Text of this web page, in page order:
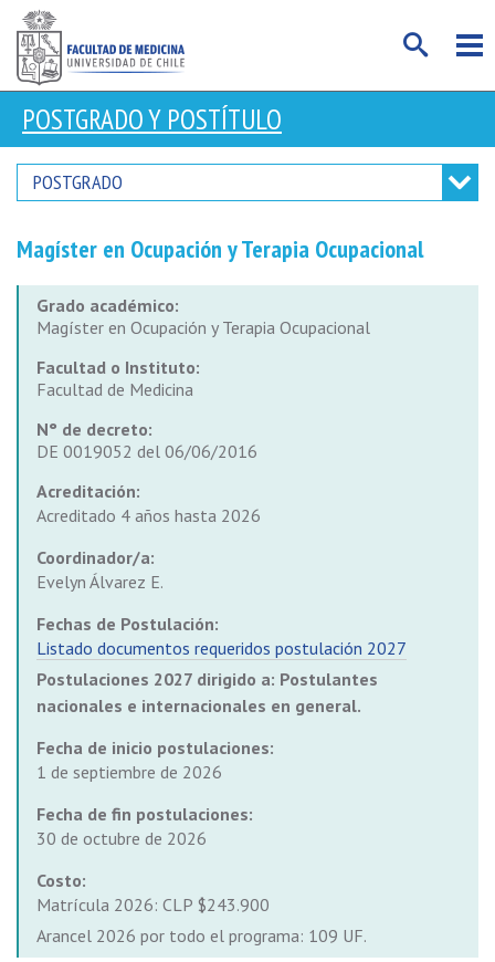
POSTGRADO Y POSTÍTULO
POSTGRADO
Magíster en Ocupación y Terapia Ocupacional
Grado académico:
Magíster en Ocupación y Terapia Ocupacional
Facultad o Instituto:
Facultad de Medicina
N° de decreto:
DE 0019052 del 06/06/2016
Acreditación:
Acreditado 4 años hasta 2026
Coordinador/a:
Evelyn Álvarez E.
Fechas de Postulación:
Listado documentos requeridos postulación 2027
Postulaciones 2027 dirigido a: Postulantes
nacionales e internacionales en general.
Fecha de inicio postulaciones:
1 de septiembre de 2026
Fecha de fin postulaciones:
30 de octubre de 2026
Costo:
Matrícula 2026: CLP $243.900
Arancel 2026 por todo el programa: 109 UF.